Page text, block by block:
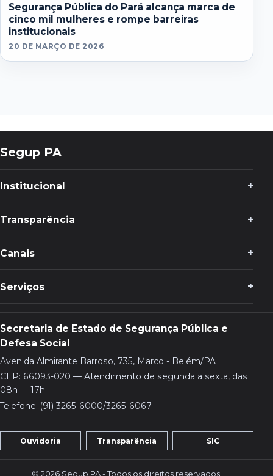
Segurança Pública do Pará alcança marca de
cinco mil mulheres e rompe barreiras
institucionais
20 DE MARÇO DE 2026
Segup PA
Institucional
Transparência
Canais
Serviços
Secretaria de Estado de Segurança Pública e
Defesa Social
Avenida Almirante Barroso, 735, Marco - Belém/PA
CEP: 66093-020 — Atendimento de segunda a sexta, das
08h — 17h
Telefone: (91) 3265-6000/3265-6067
Ouvidoria Transparência SIC
© 2026 Segup PA - Todos os direitos reservados.